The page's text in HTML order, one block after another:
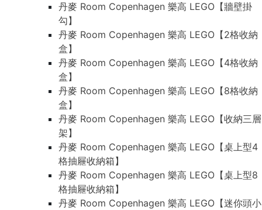
丹麥 Room Copenhagen 樂高 LEGO【牆壁掛
勾】
丹麥 Room Copenhagen 樂高 LEGO【2格收納
盒】
丹麥 Room Copenhagen 樂高 LEGO【4格收納
盒】
丹麥 Room Copenhagen 樂高 LEGO【8格收納
盒】
丹麥 Room Copenhagen 樂高 LEGO【收納三層
架】
丹麥 Room Copenhagen 樂高 LEGO【桌上型4
格抽屜收納箱】
丹麥 Room Copenhagen 樂高 LEGO【桌上型8
格抽屜收納箱】
丹麥 Room Copenhagen 樂高 LEGO【迷你頭小